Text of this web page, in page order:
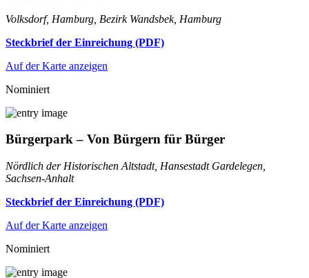
Volksdorf, Hamburg, Bezirk Wandsbek, Hamburg
Steckbrief der Einreichung (PDF)
Auf der Karte anzeigen
Nominiert
Bürgerpark – Von Bürgern für Bürger
Nördlich der Historischen Altstadt, Hansestadt Gardelegen,
Sachsen-Anhalt
Steckbrief der Einreichung (PDF)
Auf der Karte anzeigen
Nominiert